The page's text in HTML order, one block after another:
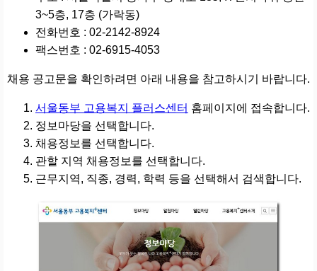
3~5층, 17층 (가락동)
전화번호 : 02-2142-8924
팩스번호 : 02-6915-4053
채용 공고문을 확인하려면 아래 내용을 참고하시기 바랍니다.
서울동부 고용복지 플러스센터 홈페이지에 접속합니다.
정보마당을 선택합니다.
채용정보를 선택합니다.
관할 지역 채용정보를 선택합니다.
근무지역, 직종, 경력, 학력 등을 선택해서 검색합니다.